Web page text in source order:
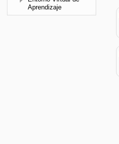
Aprendizaje